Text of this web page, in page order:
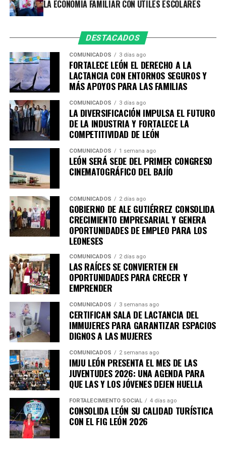
etapas de la vida, León refrenda que aquí las personas sí
cuentan, porque cada niña, niño, joven, madre y familia
es parte fundamental de la construcción de una mejor
ciudad.
LA ECONOMÍA FAMILIAR CON ÚTILES ESCOLARES
DESTACADOS
COMUNICADOS 3 días ago
FORTALECE LEÓN EL DERECHO A LA
LACTANCIA CON ENTORNOS SEGUROS Y
MÁS APOYOS PARA LAS FAMILIAS
COMUNICADOS 3 días ago
LA DIVERSIFICACIÓN IMPULSA EL FUTURO
DE LA INDUSTRIA Y FORTALECE LA
COMPETITIVIDAD DE LEÓN
COMUNICADOS 1 semana ago
LEÓN SERÁ SEDE DEL PRIMER CONGRESO
CINEMATOGRÁFICO DEL BAJÍO
COMUNICADOS 2 días ago
GOBIERNO DE ALE GUTIÉRREZ CONSOLIDA
CRECIMIENTO EMPRESARIAL Y GENERA
OPORTUNIDADES DE EMPLEO PARA LOS
LEONESES
COMUNICADOS 2 días ago
LAS RAÍCES SE CONVIERTEN EN
OPORTUNIDADES PARA CRECER Y
EMPRENDER
COMUNICADOS 3 semanas ago
CERTIFICAN SALA DE LACTANCIA DEL
IMMUJERES PARA GARANTIZAR ESPACIOS
DIGNOS A LAS MUJERES
COMUNICADOS 2 semanas ago
IMJU LEÓN PRESENTA EL MES DE LAS
JUVENTUDES 2026: UNA AGENDA PARA
QUE LAS Y LOS JÓVENES DEJEN HUELLA
FORTALECIMIENTO SOCIAL 4 días ago
CONSOLIDA LEÓN SU CALIDAD TURÍSTICA
CON EL FIG LEÓN 2026